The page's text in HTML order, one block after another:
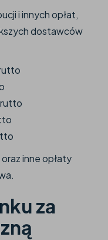
i innych opłat,
dostawców
inne opłaty
za